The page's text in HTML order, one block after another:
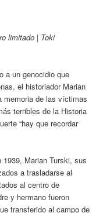
limitado | Toki
a un genocidio que
el historiador Marian
memoria de las víctimas
terribles de la Historia
“hay que recordar
Marian Turski, sus
a trasladarse al
al centro de
y hermano fueron
transferido al campo de